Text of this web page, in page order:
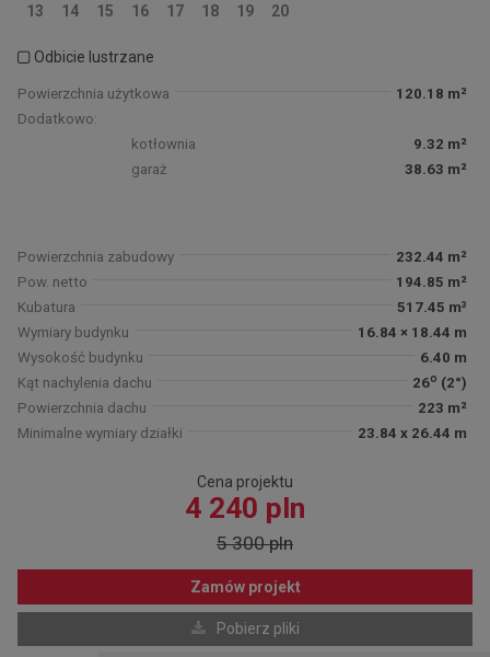
13
14 15 16 17 18 19 20
Odbicie lustrzane
Powierzchnia użytkowa
120.18 m²
Dodatkowo:
kotłownia
9.32 m²
garaż
38.63 m²
Powierzchnia zabudowy
232.44 m²
Pow. netto
194.85 m²
Kubatura
517.45 m³
Wymiary budynku
16.84 × 18.44 m
Wysokość budynku
6.40 m
Kąt nachylenia dachu
26o (2°)
Powierzchnia dachu
223 m²
Minimalne wymiary działki
23.84 x 26.44 m
Cena projektu
4 240 pln
5 300 pln
Zamów projekt
Pobierz pliki